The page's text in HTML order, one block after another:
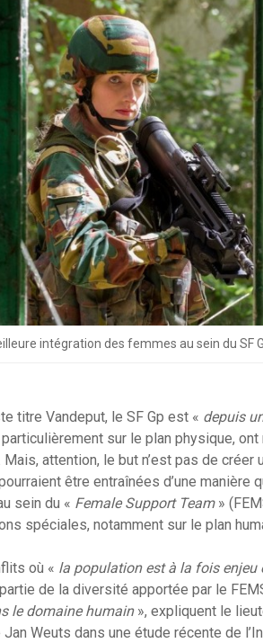
intégration des femmes au sein du SF
titre Vandeput, le SF Gp est « depuis
sur le plan physique,
attention, le but n’est pas de créer
être entraînées d’une manière
sein du « Female Support Team»
spéciales, notamment sur le plan
où « la population est à la fois enjeu
de la diversité apportée par le
le domaine humain», expliquent le
Jan Weuts dans une étude récente de